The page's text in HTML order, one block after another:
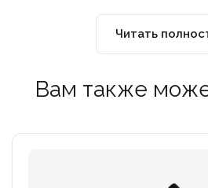
Читать
Вам также